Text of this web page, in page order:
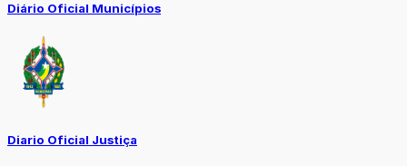
Diário Oficial Municípios
Diario Oficial Justiça